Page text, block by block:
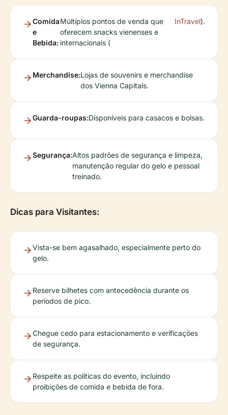
Comida
e
Bebida:
Múltiplos pontos de venda que
oferecem snacks vienenses e
internacionais (
InTravel).
Merchandise:Lojas de souvenirs e merchandise
dos Vienna Capitals.
Guarda-roupas:Disponíveis para casacos e bolsas.
Segurança:Altos padrões de segurança e limpeza,
manutenção regular do gelo e pessoal
treinado.
Dicas para Visitantes:
Vista-se bem agasalhado, especialmente perto do
gelo.
Reserve bilhetes com antecedência durante os
períodos de pico.
Chegue cedo para estacionamento e verificações
de segurança.
Respeite as políticas do evento, incluindo
proibições de comida e bebida de fora.